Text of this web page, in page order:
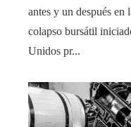
antes y un después
colapso bursátil
Unidos pr...